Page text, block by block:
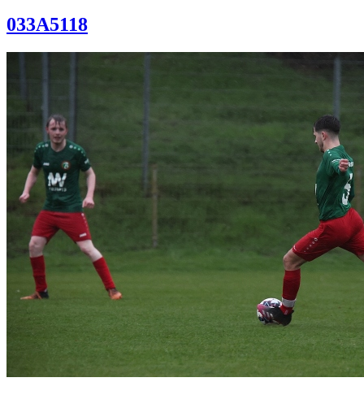
033A5118